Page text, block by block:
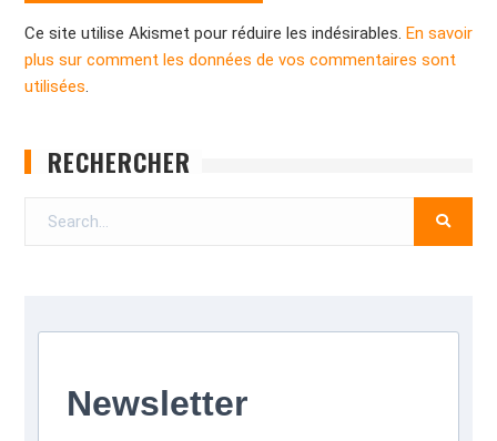
Ce site utilise Akismet pour réduire les indésirables. En savoir
plus sur comment les données de vos commentaires sont
utilisées.
RECHERCHER
Newsletter